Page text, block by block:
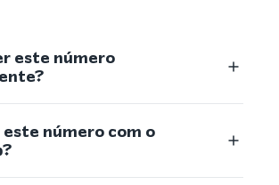
este número
este número com o